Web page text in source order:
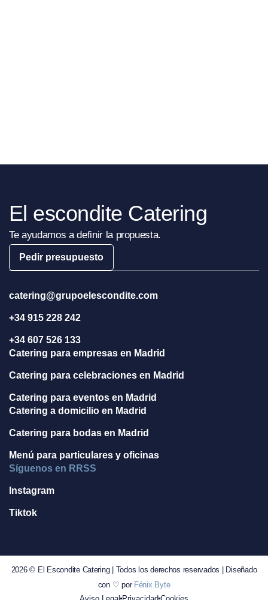
El escondite Catering
Te ayudamos a definir la propuesta.
Pedir presupuesto
catering@grupoelescondite.com
+34 915 228 242
+34 607 526 133
Catering para empresas en Madrid
Catering para celebraciones en Madrid
Catering para eventos en Madrid
Catering a domicilio en Madrid
Catering para bodas en Madrid
Menú para particulares y oficinas
Síguenos en RRSS
Instagram
Tiktok
2026 © El Escondite Catering | Todos los derechos reservados | Diseñado
con ♡ por Fénix Byte